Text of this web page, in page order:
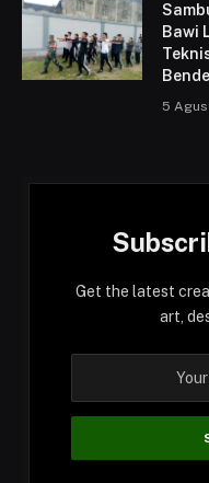
Bawi
5
Get the latest
art,